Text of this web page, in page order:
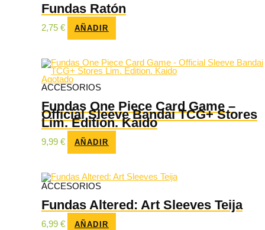
Fundas Ratón
2,75 € AÑADIR
Agotado
ACCESORIOS
Fundas One Piece Card Game –
Official Sleeve Bandai TCG+ Stores
Lim. Edition. Kaido
9,99 € AÑADIR
ACCESORIOS
Fundas Altered: Art Sleeves Teija
6,99 € AÑADIR